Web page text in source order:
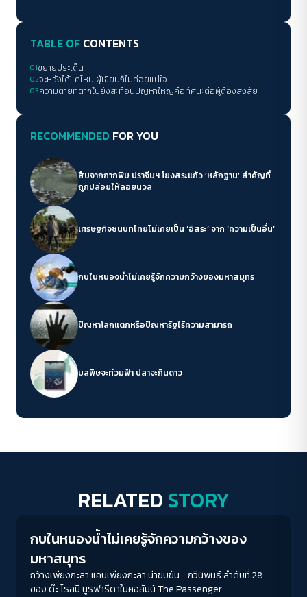
TABLE OF CONTENTS
01ขยายประเด็น
02จะหวังได้แค่ไหน ผู้เขียนก็ไม่ค่อยแน่ใจ
03ความตายที่ตากใบยังสะท้อนปัญหาใหญ่คือทัศนะต่อผู้ต้องสงสัย
RECOMMENDED FOR YOU
สืบจากกากพิษ ปราจีนฯ โยงสระแก้ว ‘หลักฐาน’ สำคัญที่
ถูกปล่อยให้ลอยนวล
เศรษฐกิจชนบทไทยไม่เคยเป็น ‘อิสระ’ จาก ‘ความเป็นอื่น’
กบในหนองน้ำไม่เคยรู้จักความกว้างของมหาสมุทร
ปัญหาโลกแตกหรือปัญหารัฐไร้ความสามารถ
มลพิษจะท่วมฟ้า ปลาจะกินดาว
RELATED STORY
กบในหนองน้ำไม่เคยรู้จักความกว้างของ
มหาสมุทร
กว้างเพียงกะลา แคบเพียงกะลา น่าขบขัน... กวีนิพนธ์ ลำดับที่ 28
ของ ด๊ะ โรสนี นูรฟารีดาในคอลัมน์ The Passenger